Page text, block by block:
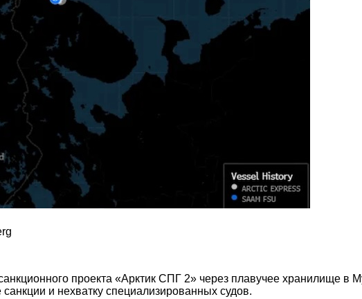
проекта «Арктик СПГ 2» через плавучее хранилище в
и нехватку специализированных судов.